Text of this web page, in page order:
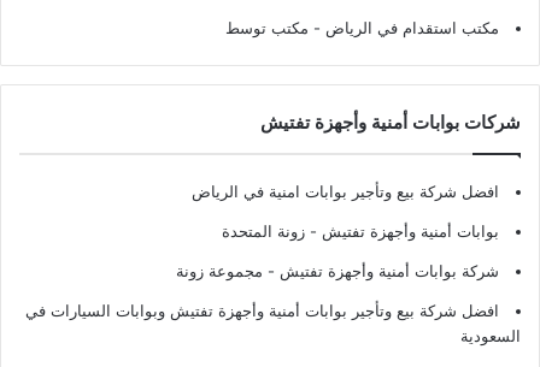
مكتب استقدام في الرياض - مكتب توسط
شركات بوابات أمنية وأجهزة تفتيش
افضل شركة بيع وتأجير بوابات امنية في الرياض
بوابات أمنية وأجهزة تفتيش - زونة المتحدة
شركة بوابات أمنية وأجهزة تفتيش - مجموعة زونة
افضل شركة بيع وتأجير بوابات أمنية وأجهزة تفتيش وبوابات السيارات في
السعودية